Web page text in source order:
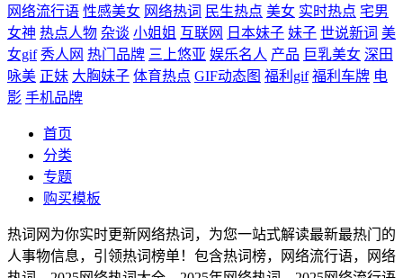
网络流行语 性感美女 网络热词 民生热点 美女 实时热点 宅男
女神 热点人物 杂谈 小姐姐 互联网 日本妹子 妹子 世说新词 美
女gif 秀人网 热门品牌 三上悠亚 娱乐名人 产品 巨乳美女 深田
咏美 正妹 大胸妹子 体育热点 GIF动态图 福利gif 福利车牌 电
影 手机品牌
首页
分类
专题
购买模板
热词网为你实时更新网络热词，为您一站式解读最新最热门的
人事物信息，引领热词榜单！包含热词榜，网络流行语，网络